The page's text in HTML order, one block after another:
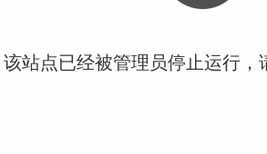
站点已经被管理员停止运行，